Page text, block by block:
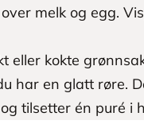
melk og egg.
eller kokte
har en glatt røre.
tilsetter én puré i